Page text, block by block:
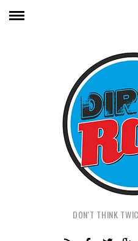
DON'T THINK